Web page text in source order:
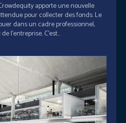
apporte une nouvelle
pour collecter des fonds. Le
dans un cadre professionnel,
l’entreprise. C'est...